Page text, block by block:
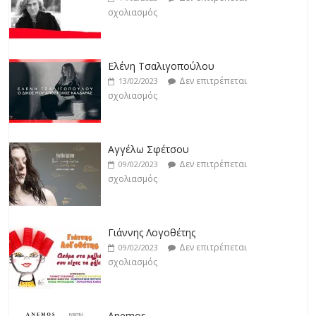
19/02/2023
Δεν επιτρέπεται
σχολιασμός
σχολιασμός
Ελένη Τσαλιγοπούλου
13/02/2023
Δεν επιτρέπεται
σχολιασμός
Αγγέλω Σφέτσου
09/02/2023
Δεν επιτρέπεται
σχολιασμός
Γιάννης Λογοθέτης
09/02/2023
Δεν επιτρέπεται
σχολιασμός